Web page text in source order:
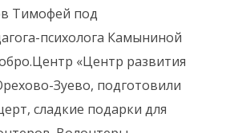
Тимофей под
психолога Камыниной
«Центр развития
Зуево, подготовили
сладкие подарки для